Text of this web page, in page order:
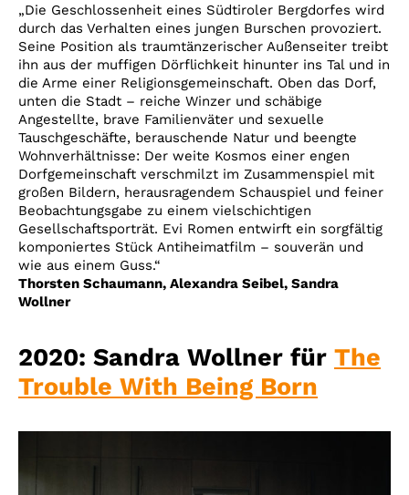
„Die Geschlossenheit eines Südtiroler Bergdorfes wird
durch das Verhalten eines jungen Burschen provoziert.
Seine Position als traumtänzerischer Außenseiter treibt
ihn aus der muffigen Dörflichkeit hinunter ins Tal und in
die Arme einer Religionsgemeinschaft. Oben das Dorf,
unten die Stadt – reiche Winzer und schäbige
Angestellte, brave Familienväter und sexuelle
Tauschgeschäfte, berauschende Natur und beengte
Wohnverhältnisse: Der weite Kosmos einer engen
Dorfgemeinschaft verschmilzt im Zusammenspiel mit
großen Bildern, herausragendem Schauspiel und feiner
Beobachtungsgabe zu einem vielschichtigen
Gesellschaftsporträt. Evi Romen entwirft ein sorgfältig
komponiertes Stück Antiheimatfilm – souverän und
wie aus einem Guss.“
Thorsten Schaumann, Alexandra Seibel, Sandra
Wollner
2020: Sandra Wollner für The
Trouble With Being Born